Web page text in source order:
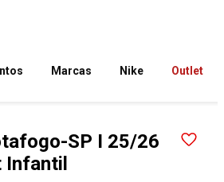
Marcas Nike Outlet
SP I 25/26